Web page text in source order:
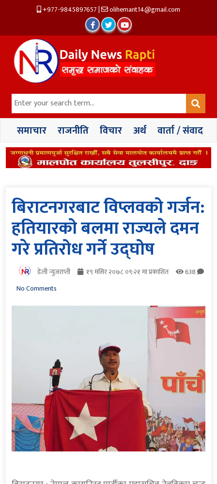
+977-9845897657| olihemant14@gmail.com
समाचार राजनीति विचार अर्थ वार्ता / संवाद
बिराटनगरबाट विप्लवको गर्जन:
हतियारको बलमा राज्यले दमन
गरे प्रतिरोध गर्ने उद्घोष
डेली न्युजराप्ती १९ मंसिर २०७८ ०९:२१ मा प्रकाशित
638
No Comments